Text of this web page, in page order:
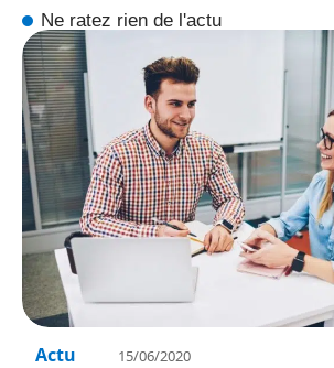
Ne ratez rien de l'actu
Actu 15/06/2020